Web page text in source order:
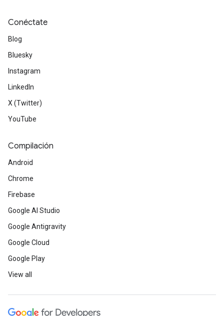
Conéctate
Blog
Bluesky
Instagram
LinkedIn
X (Twitter)
YouTube
Compilación
Android
Chrome
Firebase
Google AI Studio
Google Antigravity
Google Cloud
Google Play
View all